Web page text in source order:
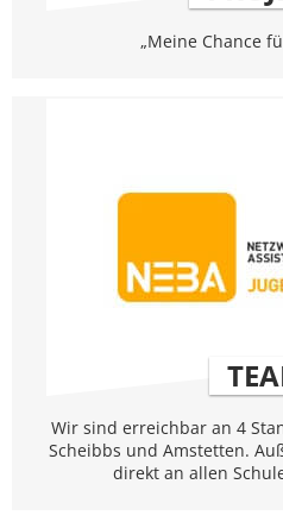
„Meine Chance
Wir sind erreichbar an 4
Scheibbs und Amstetten.
direkt an allen